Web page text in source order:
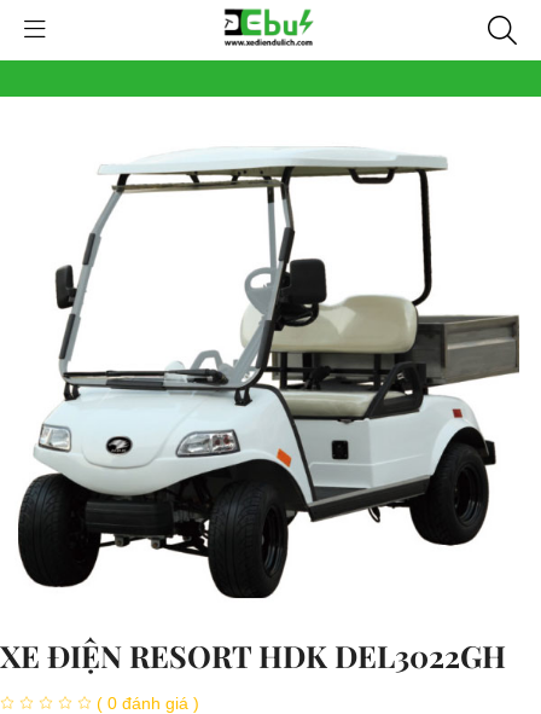
XE ĐIỆN RESORT HDK DEL3022GH
( 0 đánh giá )